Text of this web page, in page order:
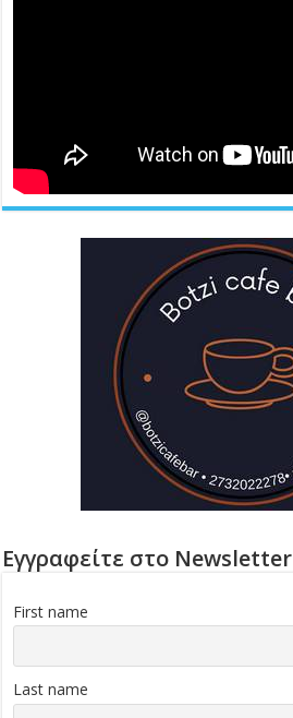
Εγγραφείτε στο Newsletter
First name
Last name